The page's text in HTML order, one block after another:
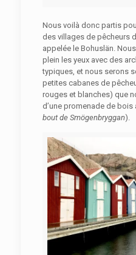
Nous voilà donc partis
des villages de pêcheurs
appelée le Bohuslän.
plein les yeux avec des
typiques, et nous serons
petites cabanes de
rouges et blanches) que
d’une promenade de bois
bout de Smögenbryggan).